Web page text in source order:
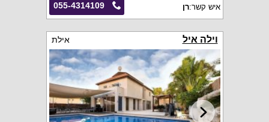
055-4314109 איש קשר:רן
וילה איל אילת